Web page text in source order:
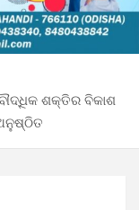
ଶକ୍ତିର ବିକାଶ